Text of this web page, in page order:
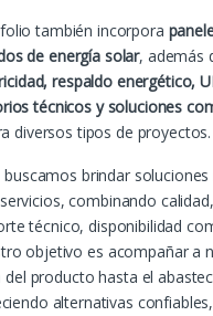
también incorpora
de energía solar, además
respaldo energético,
técnicos y soluciones
diversos tipos de proyectos.
buscamos brindar
combinando
técnico, disponibilidad
objetivo es acompañar a
del producto hasta el
alternativas